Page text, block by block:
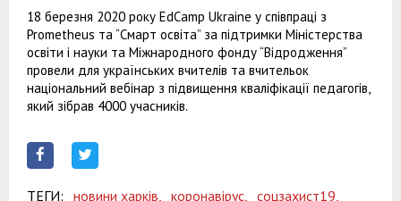
18 березня 2020 року EdCamp Ukraine у співпраці з
Prometheus та “Смарт освіта” за підтримки Міністерства
освіти і науки та Міжнародного фонду “Відродження”
провели для українських вчителів та вчительок
національний вебінар з підвищення кваліфікації педагогів,
який зібрав 4000 учасників.
ТЕГИ: новини харків, коронавірус, соцзахист19,